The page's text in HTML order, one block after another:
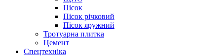
Пісок
Пісок річковий
Пісок яружний
Тротуарна плитка
Цемент
Спецтехніка